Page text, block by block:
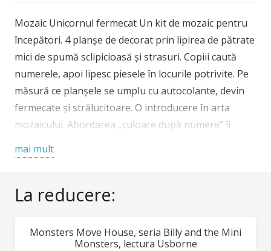
Djeco
Mozaic Unicornul fermecat Un kit de mozaic pentru
începători. 4 planșe de decorat prin lipirea de pătrate
mici de spumă sclipicioasă și strasuri. Copiii caută
numerele, apoi lipesc piesele în locurile potrivite. Pe
măsură ce planșele se umplu cu autocolante, devin
fermecate și strălucitoare. O introducere în arta
mozaicului. Abordarea „culoare după numere” îi
4 cartonașe ilustrate, 16 coli cu pătrățele autoadezive
broșură culorată cu instrucțiuni pas cu pas.
– 10 ani. Confecționat din materiale non-toxice,
conform reglementărilor EN71&ASTM.
mai mult
La reducere:
REDUCERI!
Monsters Move House, seria Billy and the Mini
Monsters, lectura Usborne